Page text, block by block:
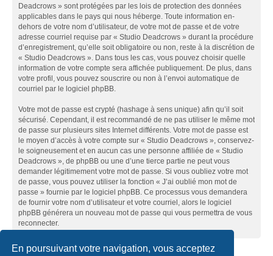
En poursuivant votre navigation, vous acceptez
Deadcrows » sont protégées par les lois de protection des données
applicables dans le pays qui nous héberge. Toute information en-
dehors de votre nom d’utilisateur, de votre mot de passe et de votre
adresse courriel requise par « Studio Deadcrows » durant la procédure
d’enregistrement, qu’elle soit obligatoire ou non, reste à la discrétion de
« Studio Deadcrows ». Dans tous les cas, vous pouvez choisir quelle
information de votre compte sera affichée publiquement. De plus, dans
votre profil, vous pouvez souscrire ou non à l’envoi automatique de
courriel par le logiciel phpBB.
Votre mot de passe est crypté (hashage à sens unique) afin qu’il soit
sécurisé. Cependant, il est recommandé de ne pas utiliser le même mot
de passe sur plusieurs sites Internet différents. Votre mot de passe est
le moyen d’accès à votre compte sur « Studio Deadcrows », conservez-
le soigneusement et en aucun cas une personne affiliée de « Studio
Deadcrows », de phpBB ou une d’une tierce partie ne peut vous
demander légitimement votre mot de passe. Si vous oubliez votre mot
de passe, vous pouvez utiliser la fonction « J’ai oublié mon mot de
passe » fournie par le logiciel phpBB. Ce processus vous demandera
de fournir votre nom d’utilisateur et votre courriel, alors le logiciel
phpBB générera un nouveau mot de passe qui vous permettra de vous
reconnecter.